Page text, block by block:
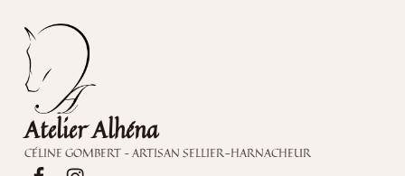
Atelier Alhéna
CÉLINE GOMBERT – ARTISAN SELLIER-HARNACHEUR
Atelier Alhéna sur Facebook
Atelier Alhéna sur Instagram